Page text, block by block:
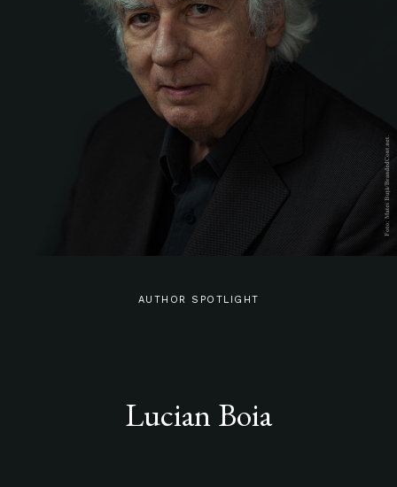
AUTHOR SPOTLIGHT
Lucian Boia